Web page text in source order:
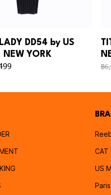
DD54 by US
NEW YORK
฿
CAT
US